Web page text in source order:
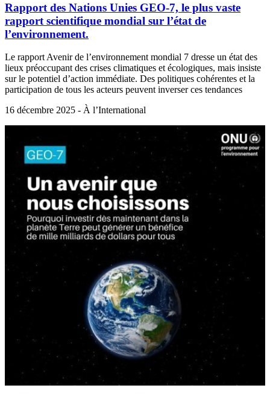
Rapport des Nations Unies GEO-7, le plus vaste
rapport scientifique mondial sur l’état de
l’environnement.
Le rapport Avenir de l’environnement mondial 7 dresse un état des
lieux préoccupant des crises climatiques et écologiques, mais insiste
sur le potentiel d’action immédiate. Des politiques cohérentes et la
participation de tous les acteurs peuvent inverser ces tendances
16 décembre 2025 - À l’International